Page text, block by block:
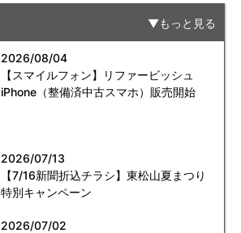
もっと見る
2026/08/04
【スマイルフォン】リファービッシュ
iPhone（整備済中古スマホ）販売開始
2026/07/13
【7/16新聞折込チラシ】東松山夏まつり
特別キャンペーン
2026/07/02